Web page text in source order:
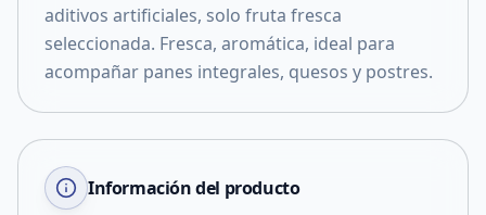
aditivos artificiales, solo fruta fresca
seleccionada. Fresca, aromática, ideal para
acompañar panes integrales, quesos y postres.
Información del producto